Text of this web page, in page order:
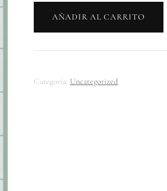
cantidad
AÑADIR AL CARRITO
Categoría: Uncategorized